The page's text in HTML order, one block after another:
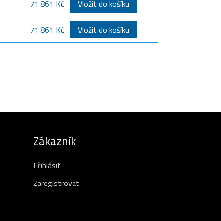
71 861 Kč Vložit do košíku
71 861 Kč Vložit do košíku
Zákazník
Přihlásit
Zaregistrovat